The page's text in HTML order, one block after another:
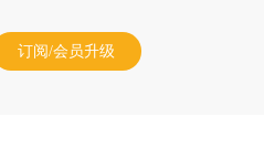
订阅/会员升级